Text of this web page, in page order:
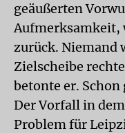
geäußerten
Aufmerksamkeit,
zurück. Niemand
Zielscheibe
betonte er.
Der Vorfall in
Problem für